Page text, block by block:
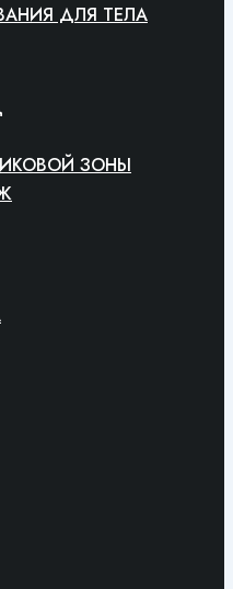
ДЛЯ ТЕЛА
ЗОНЫ